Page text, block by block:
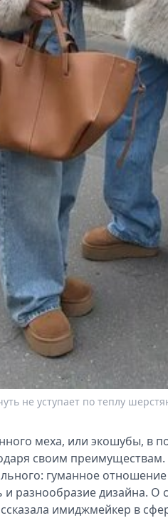
не уступает по теплу
меха, или экошубы, в
своим
гуманное
и разнообразие дизайна.
имиджмейкер в